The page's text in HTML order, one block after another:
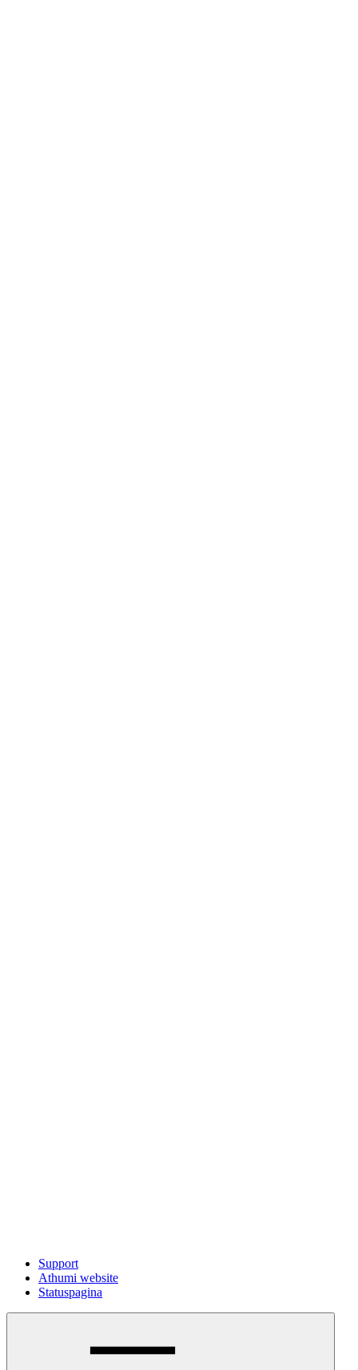
Support
Athumi website
Statuspagina